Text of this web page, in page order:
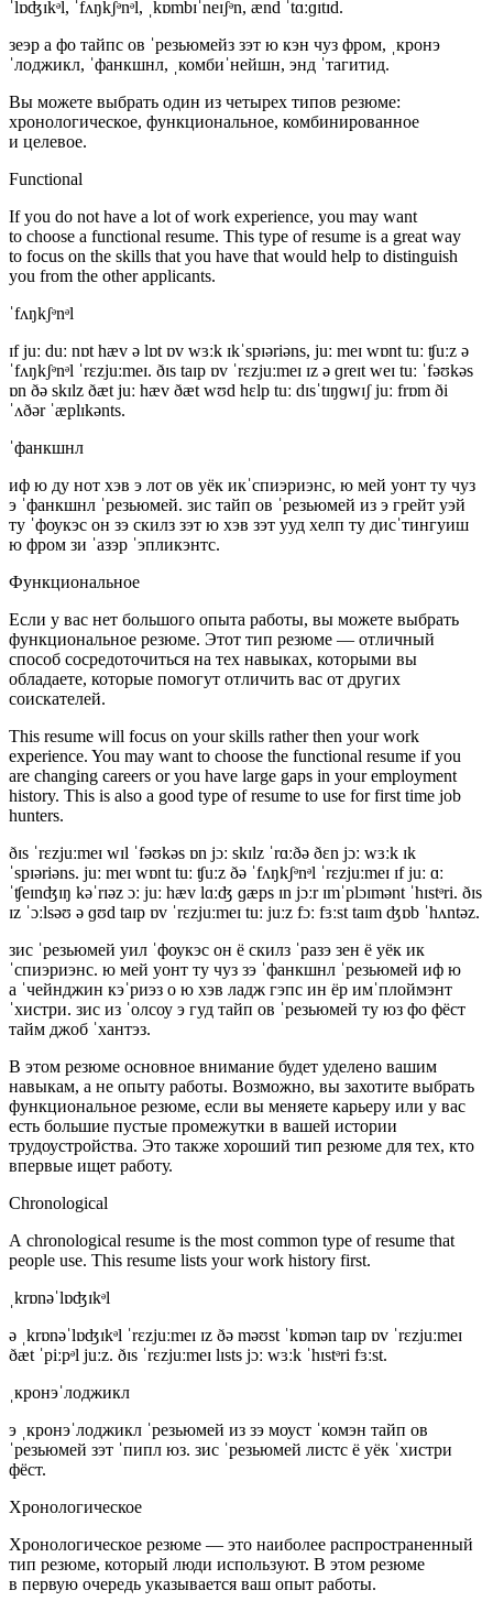
ˈlɒʤɪkᵊl, ˈfʌŋkʃᵊnᵊl, ˌkɒmbɪˈneɪʃᵊn, ænd ˈtɑːɡɪtɪd.
зеэр а фо тайпс ов ˈрезьюмейз зэт ю кэн чуз фром, ˌкронэ
ˈлоджикл, ˈфанкшнл, ˌкомбиˈнейшн, энд ˈтагитид.
Вы можете выбрать один из четырех типов резюме:
хронологическое, функциональное, комбинированное
и целевое.
Functional
If you do not have a lot ofwork experience, you may want
to choose a functional resume. This type of resume is a great way
to focus on the skills that you have that would help to distinguish
you from the other applicants.
ˈfʌŋkʃᵊnᵊl
ɪf juː duː nɒt hæv ə lɒt ɒv wɜːk ɪkˈspɪəriəns, juː meɪ wɒnt tuː ʧuːz ə
ˈfʌŋkʃᵊnᵊl ˈrɛzjuːmeɪ. ðɪs taɪp ɒv ˈrɛzjuːmeɪ ɪz ə ɡreɪt weɪ tuː ˈfəʊkəs
ɒn ðə skɪlz ðæt juː hæv ðæt wʊd hɛlp tuː dɪsˈtɪŋɡwɪʃ juː frɒm ði
ˈʌðər ˈæplɪkənts.
ˈфанкшнл
иф ю ду нот хэв э лот ов уёк икˈспиэриэнс, ю мей уонт ту чуз
э ˈфанкшнл ˈрезьюмей. зис тайп ов ˈрезьюмей из э грейт уэй
ту ˈфоукэс он зэ скилз зэт ю хэв зэт ууд хелп ту дисˈтингуиш
ю фром зи ˈазэр ˈэпликэнтс.
Функциональное
Если у вас нет большого опыта работы, вы можете выбрать
функциональное резюме. Этот тип резюме — отличный
способ сосредоточиться на тех навыках, которыми вы
обладаете, которые помогут отличить вас от других
соискателей.
This resume will focus on your skills rather then your work
experience. You may want to choose the functional resume if you
are changing careers or you have large gaps in youremployment
history. This is also a good type of resume to use for first time job
hunters.
ðɪs ˈrɛzjuːmeɪ wɪl ˈfəʊkəs ɒn jɔː skɪlz ˈrɑːðə ðɛn jɔː wɜːk ɪk
ˈspɪəriəns. juː meɪ wɒnt tuː ʧuːz ðə ˈfʌŋkʃᵊnᵊl ˈrɛzjuːmeɪ ɪf juː ɑː
ˈʧeɪnʤɪŋ kəˈrɪəz ɔː juː hæv lɑːʤ ɡæps ɪn jɔːr ɪmˈplɔɪmənt ˈhɪstᵊri. ðɪs
ɪz ˈɔːlsəʊ ə ɡʊd taɪp ɒv ˈrɛzjuːmeɪ tuː juːz fɔː fɜːst taɪm ʤɒb ˈhʌntəz.
зис ˈрезьюмей уил ˈфоукэс он ё скилз ˈразэ зен ё уёк ик
ˈспиэриэнс. ю мей уонт ту чуз зэ ˈфанкшнл ˈрезьюмей иф ю
а ˈчейнджин кэˈриэз о ю хэв ладж гэпс ин ёр имˈплоймэнт
ˈхистри. зис из ˈолсоу э гуд тайп ов ˈрезьюмей ту юз фо фёст
тайм джоб ˈхантэз.
В этом резюме основное внимание будет уделено вашим
навыкам, а не опыту работы. Возможно, вы захотите выбрать
функциональное резюме, если вы меняете карьеру или у вас
есть большие пустые промежутки в вашей истории
трудоустройства. Это также хороший тип резюме для тех, кто
впервые ищет работу.
Chronological
A chronological resume is the most common type of resume that
people use. This resume lists your work history first.
ˌkrɒnəˈlɒʤɪkᵊl
ə ˌkrɒnəˈlɒʤɪkᵊl ˈrɛzjuːmeɪ ɪz ðə məʊst ˈkɒmən taɪp ɒv ˈrɛzjuːmeɪ
ðæt ˈpiːpᵊl juːz. ðɪs ˈrɛzjuːmeɪ lɪsts jɔː wɜːk ˈhɪstᵊri fɜːst.
ˌкронэˈлоджикл
э ˌкронэˈлоджикл ˈрезьюмей из зэ моуст ˈкомэн тайп ов
ˈрезьюмей зэт ˈпипл юз. зис ˈрезьюмей листс ё уёк ˈхистри
фёст.
Хронологическое
Хронологическое резюме — это наиболее распространенный
тип резюме, который люди используют. В этом резюме
в первую очередь указывается ваш опыт работы.